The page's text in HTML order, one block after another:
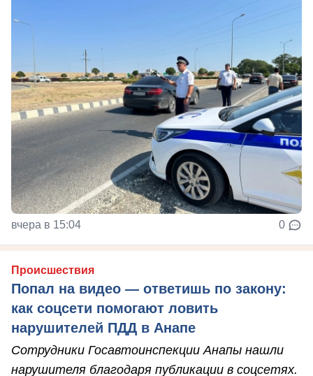
вчера в 15:04 0
Происшествия
Попал на видео — ответишь по закону:
как соцсети помогают ловить
нарушителей ПДД в Анапе
Сотрудники Госавтоинспекции Анапы нашли
нарушителя благодаря публикации в соцсетях.